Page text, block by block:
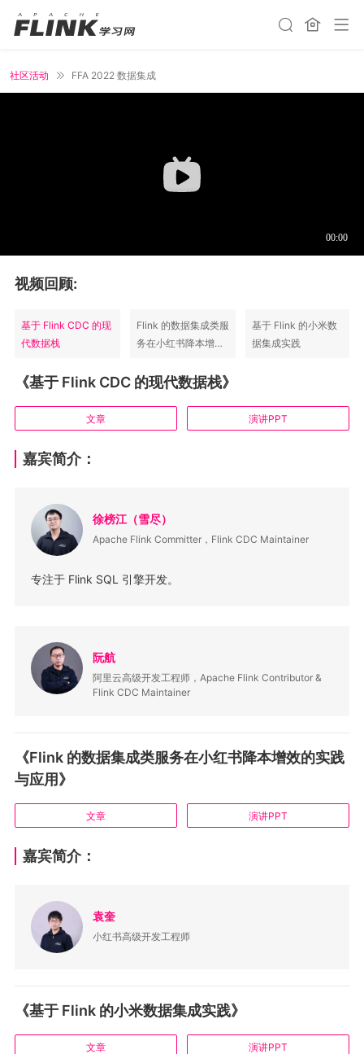
社区活动 FFA 2022 数据集成
视频回顾:
基于 Flink CDC 的现
代数据栈
Flink 的数据集成类服
务在小红书降本增效
基于 Flink 的小米数
据集成实践
《基于 Flink CDC 的现代数据栈》
文章 演讲PPT
嘉宾简介：
徐榜江（雪尽）
Apache Flink Committer，Flink CDC Maintainer
专注于 Flink SQL 引擎开发。
阮航
阿里云高级开发工程师，Apache Flink Contributor &
Flink CDC Maintainer
《Flink 的数据集成类服务在小红书降本增效的实践
与应用》
文章 演讲PPT
嘉宾简介：
袁奎
小红书高级开发工程师
《基于 Flink 的小米数据集成实践》
文章 演讲PPT